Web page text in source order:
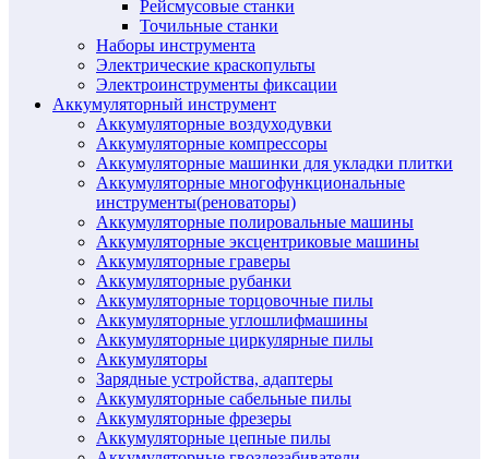
Рейсмусовые станки
Точильные станки
Наборы инструмента
Электрические краскопульты
Электроинструменты фиксации
Аккумуляторный инструмент
Аккумуляторные воздуходувки
Аккумуляторные компрессоры
Аккумуляторные машинки для укладки плитки
Аккумуляторные многофункциональные
инструменты(реноваторы)
Аккумуляторные полировальные машины
Аккумуляторные эксцентриковые машины
Аккумуляторные граверы
Аккумуляторные рубанки
Аккумуляторные торцовочные пилы
Аккумуляторные углошлифмашины
Аккумуляторные циркулярные пилы
Аккумуляторы
Зарядные устройства, адаптеры
Аккумуляторные сабельные пилы
Аккумуляторные фрезеры
Аккумуляторные цепные пилы